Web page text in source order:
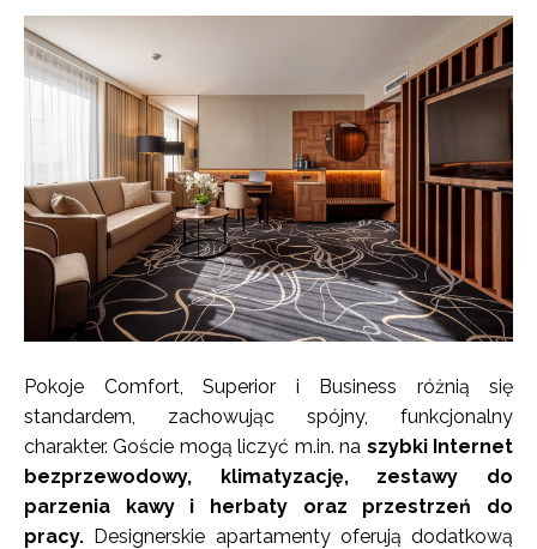
Pokoje Comfort, Superior i Business różnią się
standardem, zachowując spójny, funkcjonalny
charakter. Goście mogą liczyć m.in. na szybki Internet
bezprzewodowy, klimatyzację, zestawy do
parzenia kawy i herbaty oraz przestrzeń do
pracy. Designerskie apartamenty oferują dodatkową